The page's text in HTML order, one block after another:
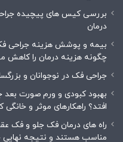
بررسی کیس های پیچیده
درمان
بیمه و پوشش هزینه جراحی
چگونه هزینه درمان را کاهش
جراحی فک در نوجوانان و
بهبود کبودی و ورم صورت بعد
افتد؟ راهکارهای موثر و
مناسب هستند و نتیجه نهایی